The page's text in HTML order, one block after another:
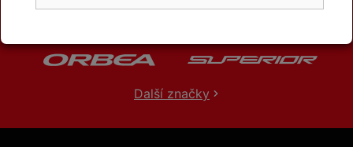
Další značky